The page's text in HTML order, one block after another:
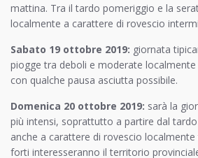
mattina. Tra il tardo pomeriggio e la
localmente a carattere di rovescio
Sabato 19 ottobre 2019: giornata
piogge tra deboli e moderate
con qualche pausa asciutta possibile.
Domenica 20 ottobre 2019: sarà la
più intensi, soprattutto a partire dal
anche a carattere di rovescio
forti interesseranno il territorio